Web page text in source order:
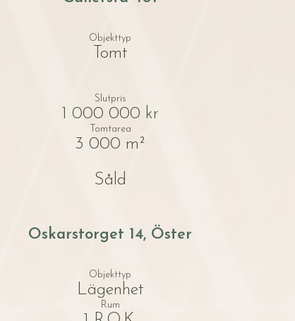
Objekttyp
Tomt
Slutpris
1 000 000 kr
Tomtarea
3 000 m²
Såld
Oskarstorget 14, Öster
Objekttyp
Lägenhet
Rum